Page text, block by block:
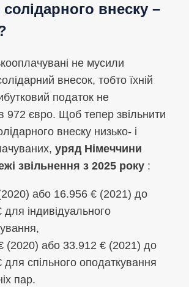
внеску –
не мусили
внесок, тобто їхній
податок не
972 євро. Щоб тепер звільнити
внеску низько- і
уряд Німеччини
звільнення з 2025 року :
або 16.956 € (2021) до
для індивідуального
(2020) або 33.912 € (2021) до
для спільного оподаткування
пар.